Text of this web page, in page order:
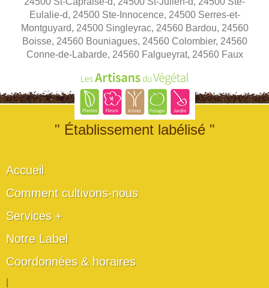
Eulalie-d, 24500 Ste-Innocence, 24500 Serres-et-
Montguyard, 24500 Singleyrac, 24560 Bardou, 24560
Boisse, 24560 Bouniagues, 24560 Colombier, 24560
Conne-de-Labarde, 24560 Falgueyrat, 24560 Faux
" Établissement labélisé "
Accueil
Comment cultivons-nous
Services +
Notre Label
Coordonnées & horaires